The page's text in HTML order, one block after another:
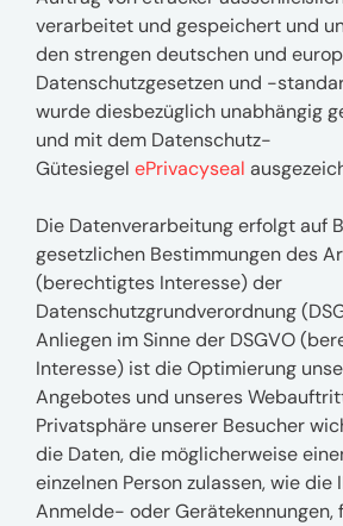
verarbeitet und gespeichert und
den strengen deutschen und
Datenschutzgesetzen und -
wurde diesbezüglich unabhängig
und mit dem Datenschutz-
Gütesiegel ePrivacyseal
Die Datenverarbeitung erfolgt auf
gesetzlichen Bestimmungen des
(berechtigtes Interesse) der
Datenschutzgrundverordnung
Anliegen im Sinne der DSGVO
Interesse) ist die Optimierung
Angebotes und unseres
Privatsphäre unserer Besucher
die Daten, die möglicherweise
einzelnen Person zulassen, wie die
Anmelde- oder Gerätekennungen,